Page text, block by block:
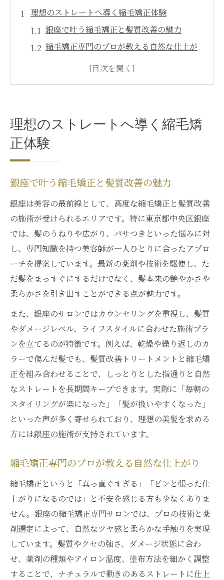
理想のストレートへ導く縮毛矯正体験
銀座で叶う縮毛矯正と髪質改善の魅力
縮毛矯正専門のプロが教える自然な仕上が
縮毛矯正と髪質改善のおすすめ最新技術
髪質改善も叶える縮毛矯正の新常識
髪質改善と縮毛矯正の違いと相乗効果を解
説
は
縮毛矯正sinsなど最新技術のメリットを検
証
東京で体験できる髪質改善縮毛矯正の選び
メンズにも人気な髪質改善縮毛矯正の理由
自然な仕上がりを追求した髪質改善術
銀座の縮毛矯正で髪質改善を実感する秘訣
縮毛矯正のプロが教える自然なツヤ髪の作
り方
縮毛矯正と髪質改善で広がりを防ぐポイン
ト
男性も納得の髪質改善ストレートの魅力
おすすめ髪質改善メニューと縮毛矯正の効
果
自分に合う縮毛矯正と髪質改善の判断基準
銀座の縮毛矯正専門店で後悔しない選び方
安い縮毛矯正でも質を落とさないポイント
メンズ向け縮毛矯正と髪質改善の最適解
おすすめの縮毛矯正と髪質改善サロンの見
極め
仕上がり重視派におすすめの髪質改善法
理想のストレートへ導く縮毛矯
正体験
銀座で叶う縮毛矯正と髪質改善の魅力
銀座は美容の最前線として、高度な縮毛矯正と髪質改善
の施術が受けられるエリアです。特に東京都中央区銀座
では、髪のうねりや広がり、パサつきといった悩みに対
し、専門知識を持つ美容師が一人ひとりに合ったアプロ
ーチを提案しています。最新の薬剤や技術を駆使し、た
だ髪をまっすぐにするだけでなく、髪本来の艶やかさや
柔らかさを引き出すことができる点が魅力です。
また、銀座のサロンではカウンセリングを重視し、髪質
やダメージレベル、ライフスタイルに合わせた施術プラ
ンを立てるのが特徴です。例えば、乾燥や繰り返しのカ
ラーで傷んだ髪でも、髪質改善トリートメントと縮毛矯
正を組み合わせることで、しっとりとした指通りと自然
なストレートを長期間キープできます。実際に「毎朝の
スタイリングが楽になった」「髪が扱いやすくなった」
といった声が多く寄せられており、理想の美髪を求める
方には銀座の施術が支持されています。
縮毛矯正専門のプロが教える自然な仕上がり
縮毛矯正というと「真っ直ぐすぎる」「ピンと張った仕
上がりになるのでは」と不安を感じる方も少なくありま
せん。銀座の縮毛矯正専門サロンでは、プロの技術と薬
剤選定によって、自然なツヤ感と柔らかな手触りを実現
しています。髪質やクセの強さ、ダメージ状態に合わ
せ、薬剤の種類やアイロン温度、塗布方法を細かく調整
することで、ナチュラルで動きのあるストレートに仕上